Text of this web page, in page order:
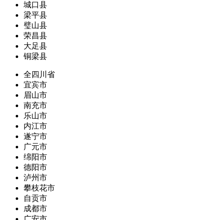
城口县
梁平县
璧山县
荣昌县
大足县
铜梁县
全四川省
宜宾市
眉山市
南充市
乐山市
内江市
遂宁市
广元市
绵阳市
德阳市
泸州市
攀枝花市
自贡市
成都市